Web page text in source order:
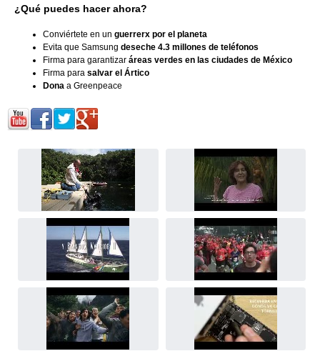
¿Qué puedes hacer ahora?
Conviértete en un guerrerx por el planeta
Evita que Samsung deseche 4.3 millones de teléfonos
Firma para garantizar áreas verdes en las ciudades de México
Firma para salvar el Ártico
Dona a Greenpeace